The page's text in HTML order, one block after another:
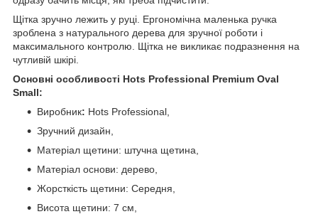
Щітка зручно лежить у руці. Ергономічна маленька ручка
зроблена з натурального дерева для зручної роботи і
максимального контролю. Щітка не викликає подразнення на
чутливій шкірі.
Основні особливості Hots Professional Premium Oval
Small:
Виробник: Hots Professional,
Зручний дизайн,
Матеріал щетини: штучна щетина,
Матеріал основи: дерево,
Жорсткість щетини: Середня,
Висота щетини: 7 см,